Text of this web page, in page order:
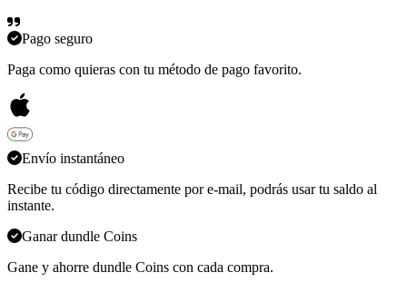
Pago seguro
Paga como quieras con tu método de pago favorito.
Envío instantáneo
Recibe tu código directamente por e-mail, podrás usar tu saldo al
instante.
Ganar dundle Coins
Gane y ahorre dundle Coins con cada compra.